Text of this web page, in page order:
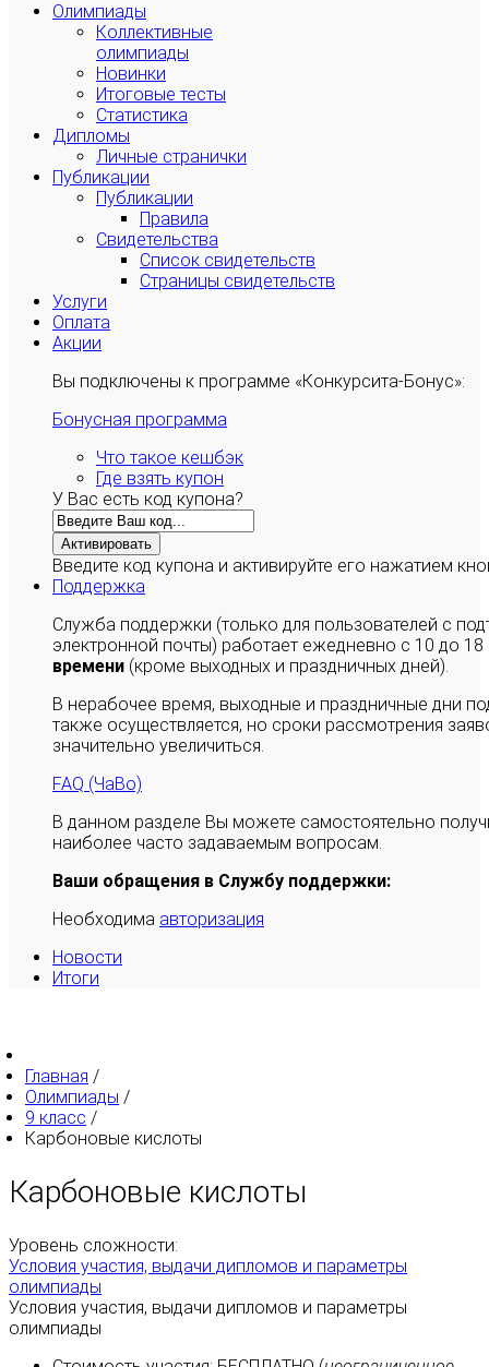
Олимпиады
Коллективные
олимпиады
Новинки
Итоговые тесты
Статистика
Дипломы
Личные странички
Публикации
Публикации
Правила
Свидетельства
Список свидетельств
Страницы свидетельств
Услуги
Оплата
Акции
Вы подключены к программе «Конкурсита-Бонус»:
Бонусная программа
Что такое кешбэк
Где взять купон
У Вас есть код купона?
Активировать
Введите код купона и активируйте его нажатием
Поддержка
Служба поддержки (только для пользователей с
электронной почты) работает ежедневно с 10 до
времени (кроме выходных и праздничных дней).
В нерабочее время, выходные и праздничные дни
также осуществляется, но сроки рассмотрения
значительно увеличиться.
FAQ (ЧаВо)
В данном разделе Вы можете самостоятельно
наиболее часто задаваемым вопросам.
Ваши обращения в Службу поддержки:
Необходима авторизация
Новости
Итоги
Главная /
Олимпиады /
9 класс /
Карбоновые кислоты
Карбоновые кислоты
Уровень сложности:
Условия участия, выдачи дипломов и параметры
олимпиады
Условия участия, выдачи дипломов и параметры
олимпиады